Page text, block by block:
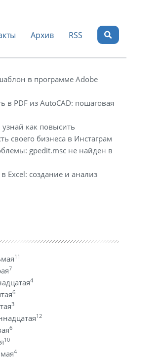
Архив RSS
в программе Adobe
в PDF из AutoCAD: пошаговая
как повысить
своего бизнеса в Инстаграм
gpedit.msc не найден в
Excel: создание и анализ
11
7
4
6
3
12
6
10
4